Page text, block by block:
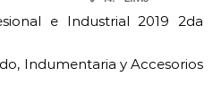
e Industrial 2019 2da
Indumentaria y Accesorios